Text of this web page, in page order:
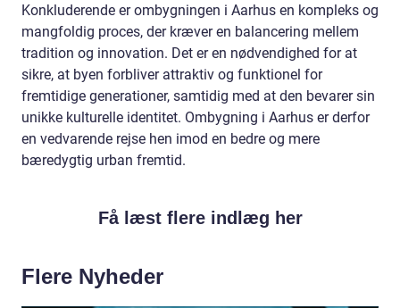
Konkluderende er ombygningen i Aarhus en kompleks og
mangfoldig proces, der kræver en balancering mellem
tradition og innovation. Det er en nødvendighed for at
sikre, at byen forbliver attraktiv og funktionel for
fremtidige generationer, samtidig med at den bevarer sin
unikke kulturelle identitet. Ombygning i Aarhus er derfor
en vedvarende rejse hen imod en bedre og mere
bæredygtig urban fremtid.
Få læst flere indlæg her
Flere Nyheder